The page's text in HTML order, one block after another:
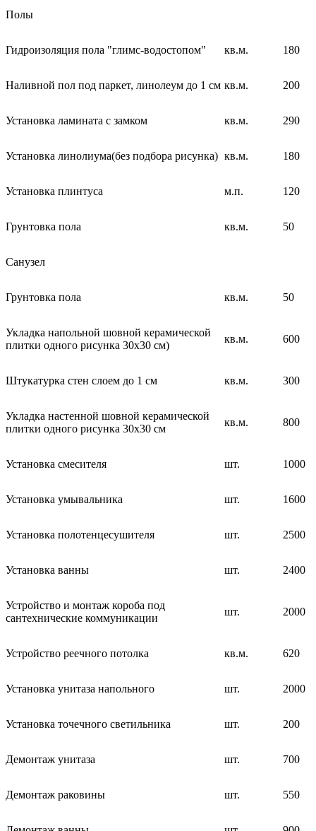
Полы
Гидроизоляция пола "глимс-водостопом" кв.м. 180
Наливной пол под паркет, линолеум до 1 см кв.м. 200
Установка ламината с замком кв.м. 290
Установка линолиума(без подбора рисунка) кв.м. 180
Установка плинтуса м.п. 120
Грунтовка пола кв.м. 50
Санузел
Грунтовка пола кв.м. 50
Укладка напольной шовной керамической
плитки одного рисунка 30х30 см)
кв.м. 600
Штукатурка стен слоем до 1 см кв.м. 300
Укладка настенной шовной керамической
плитки одного рисунка 30х30 см
кв.м. 800
Установка смесителя шт. 1000
Установка умывальника шт. 1600
Установка полотенцесушителя шт. 2500
Установка ванны шт. 2400
Устройство и монтаж короба под
сантехнические коммуникации
шт. 2000
Устройство реечного потолка кв.м. 620
Установка унитаза напольного шт. 2000
Установка точечного светильника шт. 200
Демонтаж унитаза шт. 700
Демонтаж раковины шт. 550